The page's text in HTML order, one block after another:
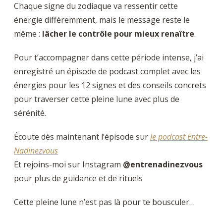
Chaque signe du zodiaque va ressentir cette
énergie différemment, mais le message reste le
même : lâcher le contrôle pour mieux renaître.
Pour t’accompagner dans cette période intense, j’ai
enregistré un épisode de podcast complet avec les
énergies pour les 12 signes et des conseils concrets
pour traverser cette pleine lune avec plus de
sérénité.
Écoute dès maintenant l’épisode surle podcast Entre-
Nadinezvous
Et rejoins-moi sur Instagram @entrenadinezvous
pour plus de guidance et de rituels
Cette pleine lune n’est pas là pour te bousculer…